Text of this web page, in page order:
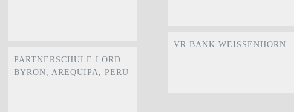
PARTNERSCHULE LORD
BYRON, AREQUIPA, PERU
VR BANK WEISSENHORN